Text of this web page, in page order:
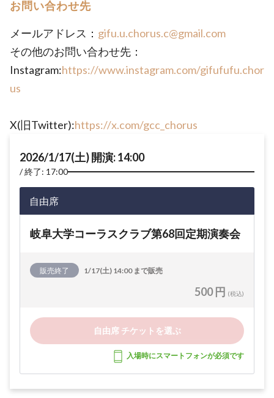
お問い合わせ先
メールアドレス： gifu.u.chorus.c@gmail.com
その他のお問い合わせ先：
Instagram:https://www.instagram.com/gifufufu.chor
us
X(旧Twitter):https://x.com/gcc_chorus
2026/1/17(土) 開演: 14:00
終了: 17:00
自由席
岐阜大学コーラスクラブ第68回定期演奏会
販売終了 1/17(土) 14:00 まで販売
500 円 (税込)
自由席 チケットを選ぶ
入場時にスマートフォンが必須です